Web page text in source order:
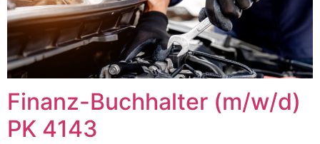
Finanz-Buchhalter (m/w/d)
PK 4143